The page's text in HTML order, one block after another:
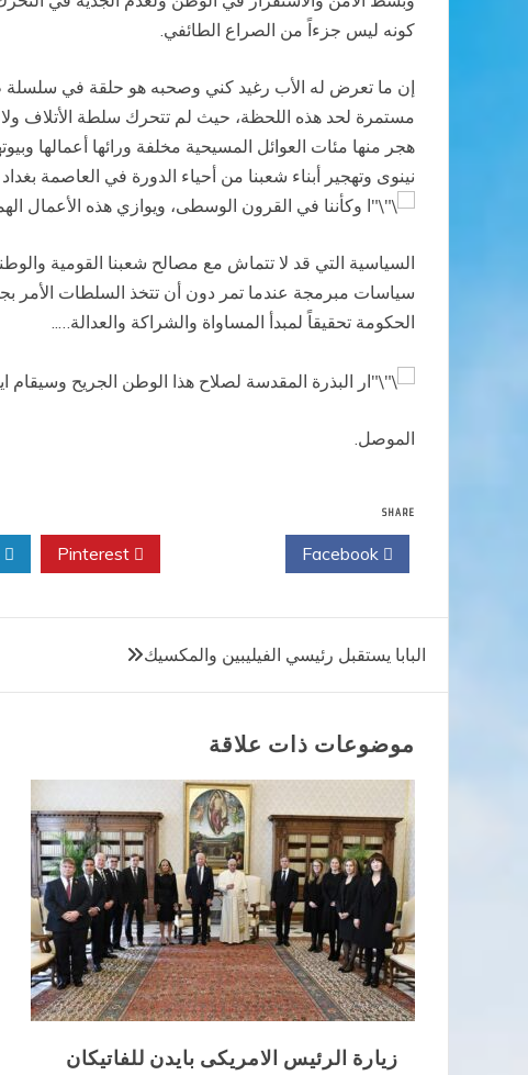
كونه ليس جزءاً من الصراع الطائفي.
مستمرة لحد هذه اللحظة، حيث لم تتحرك سلطة الأتلاف
هجر منها مئات العوائل المسيحية مخلفة ورائها أعمالها
نينوى وتهجير أبناء شعبنا من أحياء الدورة في العاصمة
ا وكأننا في القرون الوسطى، ويوازي هذه الأعمال
السياسية التي قد لا تتماش مع مصالح شعبنا القومية
سياسات مبرمجة عندما تمر دون أن تتخذ السلطات الأمر
الحكومة تحقيقاً لمبدأ المساواة والشراكة والعدالة…..
ار البذرة المقدسة لصلاح هذا الوطن الجريح
الموصل.
SHARE
تصفّح
المقالات
البابا يستقبل رئيسي الفيليبين والمكسيك
موضوعات ذات علاقة
زيارة الرئيس الامريكى بايدن للفاتيكان